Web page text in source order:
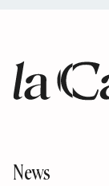
News